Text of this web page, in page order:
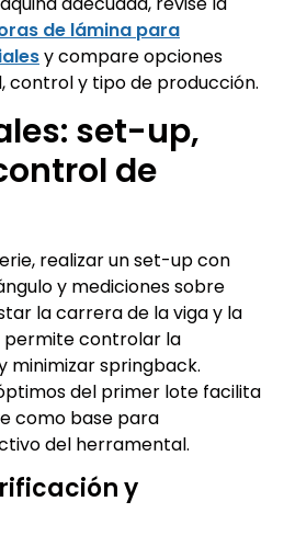
de lámina para
y compare opciones
control y tipo de producción.
set-up,
de
realizar un set-up con
y mediciones sobre
la carrera de la viga y la
permite controlar la
minimizar springback.
del primer lote facilita
como base para
del herramental.
y